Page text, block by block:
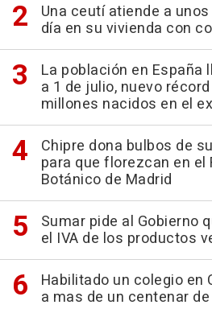
Una ceutí atiende a
día en su vivienda con
La población en España
a 1 de julio, nuevo
millones nacidos en el
Chipre dona bulbos de
para que florezcan en el
Botánico de Madrid
Sumar pide al Gobierno
el IVA de los productos
Habilitado un colegio en
a mas de un centenar